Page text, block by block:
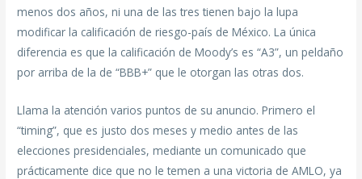
menos dos años, ni una de las tres tienen bajo la lupa
modificar la calificación de riesgo-país de México. La única
diferencia es que la calificación de Moody’s es “A3”, un peldaño
por arriba de la de “BBB+” que le otorgan las otras dos.
Llama la atención varios puntos de su anuncio. Primero el
“timing”, que es justo dos meses y medio antes de las
elecciones presidenciales, mediante un comunicado que
prácticamente dice que no le temen a una victoria de AMLO, ya